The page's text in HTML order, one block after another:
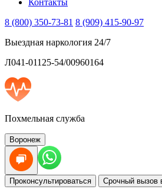
Контакты
8 (800) 350-73-81 8 (909) 415-90-97
Выездная наркология 24/7
Л041-01125-54/00960164
Похмельная служба
Воронеж
Проконсультироваться Срочный вызов